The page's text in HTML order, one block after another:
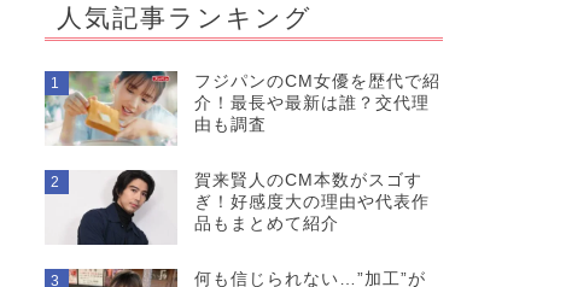
人気記事ランキング
1
フジパンのCM女優を歴代で紹
介！最長や最新は誰？交代理
由も調査
2
賀来賢人のCM本数がスゴす
ぎ！好感度大の理由や代表作
品もまとめて紹介
3
何も信じられない…”加工”が